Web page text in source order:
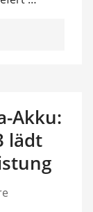
Akku:
lädt